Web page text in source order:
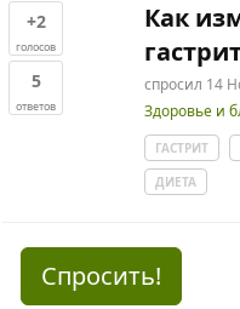
+2
голосов
5
ответов
Как
спросил 14
Здоровье и
ГАСТРИТ
ДИЕТА
Спросить!